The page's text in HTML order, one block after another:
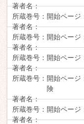
著者名：
所蔵巻号： 開始ページ
著者名：
所蔵巻号： 開始ページ
著者名：
所蔵巻号： 開始ページ
著者名：
所蔵巻号： 開始ページ
険
著者名：
所蔵巻号： 開始ページ
著者名：